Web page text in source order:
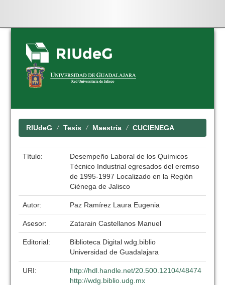
Skip
navigation
RIUdeG Tesis Maestría CUCIENEGA
Título:
Desempeño Laboral de los Químicos
Técnico Industrial egresados del eremso
de 1995-1997 Localizado en la Región
Ciénega de Jalisco
Autor: Paz Ramírez Laura Eugenia
Asesor: Zatarain Castellanos Manuel
Editorial:
Biblioteca Digital wdg.biblio
Universidad de Guadalajara
URI:
http://hdl.handle.net/20.500.12104/48474
http://wdg.biblio.udg.mx